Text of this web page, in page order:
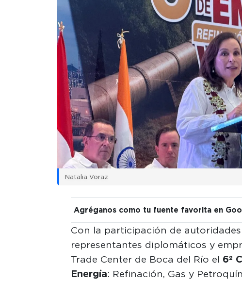
Natalia Voraz
Agréganos como tu fuente favorita en
Con la participación de autoridades
representantes diplomáticos y
Trade Center de Boca del Río el 6º
Energía: Refinación, Gas y